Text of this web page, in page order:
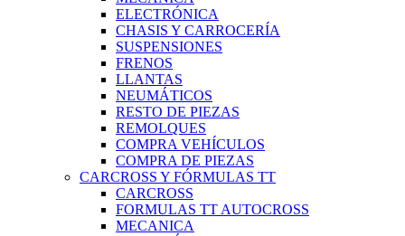
ELECTRÓNICA
CHASIS Y CARROCERÍA
SUSPENSIONES
FRENOS
LLANTAS
NEUMÁTICOS
RESTO DE PIEZAS
REMOLQUES
COMPRA VEHÍCULOS
COMPRA DE PIEZAS
CARCROSS Y FÓRMULAS TT
CARCROSS
FORMULAS TT AUTOCROSS
MECANICA